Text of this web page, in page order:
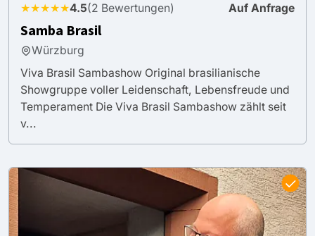
★★★★★4.5(2 Bewertungen) Auf Anfrage
Samba Brasil
Würzburg
Viva Brasil Sambashow Original brasilianische
Showgruppe voller Leidenschaft, Lebensfreude und
Temperament Die Viva Brasil Sambashow zählt seit
v...